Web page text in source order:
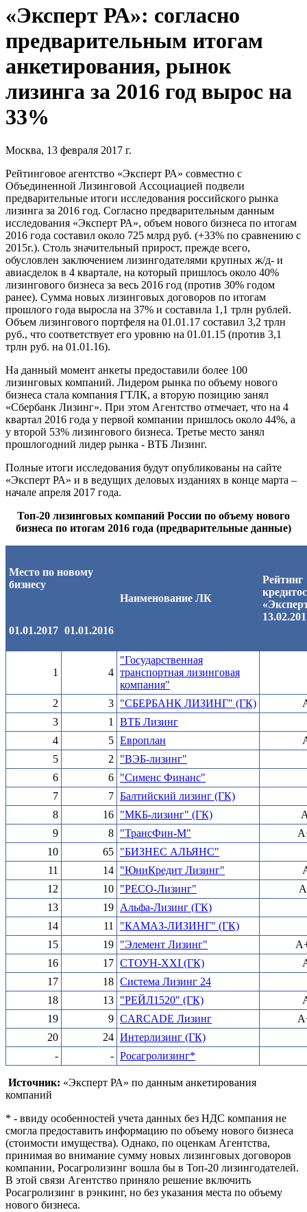
«Эксперт РА»: согласно
предварительным итогам
анкетирования, рынок
лизинга за 2016 год вырос на
33%
Москва, 13 февраля 2017 г.
Рейтинговое агентство «Эксперт РА» совместно с
Объединенной Лизинговой Ассоциацией подвели
предварительные итоги исследования российского рынка
лизинга за 2016 год. Согласно предварительным данным
исследования «Эксперт РА», объем нового бизнеса по итогам
2016 года составил около 725 млрд руб. (+33% по сравнению с
2015г.). Столь значительный прирост, прежде всего,
обусловлен заключением лизингодателями крупных ж/д- и
авиасделок в 4 квартале, на который пришлось около 40%
лизингового бизнеса за весь 2016 год (против 30% годом
ранее). Сумма новых лизинговых договоров по итогам
прошлого года выросла на 37% и составила 1,1 трлн рублей.
Объем лизингового портфеля на 01.01.17 составил 3,2 трлн
руб., что соответствует его уровню на 01.01.15 (против 3,1
трлн руб. на 01.01.16).
На данный момент анкеты предоставили более 100
лизинговых компаний. Лидером рынка по объему нового
бизнеса стала компания ГТЛК, а вторую позицию занял
«Сбербанк Лизинг». При этом Агентство отмечает, что на 4
квартал 2016 года у первой компании пришлось около 44%, а
у второй 53% лизингового бизнеса. Третье место занял
прошлогодний лидер рынка - ВТБ Лизинг.
Полные итоги исследования будут опубликованы на сайте
«Эксперт РА» и в ведущих деловых изданиях в конце марта –
начале апреля 2017 года.
Топ-20 лизинговых компаний России по объему нового
бизнеса по итогам 2016 года (предварительные данные)
Место по новому
бизнесу
Наименование ЛК
Рейтинг
01.01.2017 01.01.2016
1 4
"Государственная
транспортная лизинговая
компания"
2
3 "СБЕРБАНК ЛИЗИНГ" (ГК)
3
1
ВТБ Лизинг
4
5 Европлан
5
2
"ВЭБ-лизинг"
6
6 "Сименс Финанс"
7
7 Балтийский лизинг (ГК)
8
16 "МКБ-лизинг" (ГК)
9
8 "ТрансФин-М"
10
65 "БИЗНЕС АЛЬЯНС"
11
14 "ЮниКредит Лизинг"
12
10 "РЕСО-Лизинг"
13
19 Альфа-Лизинг (ГК)
14
11
"КАМАЗ-ЛИЗИНГ" (ГК)
15
19 "Элемент Лизинг"
16
17 СТОУН-XXI (ГК)
17
18 Система Лизинг 24
18
13 "РЕЙЛ1520" (ГК)
19
9 CARCADE Лизинг
20
24 Интерлизинг (ГК)
-
- Росагролизинг*
Источник: «Эксперт РА» по данным анкетирования
компаний
* - ввиду особенностей учета данных без НДС компания не
смогла предоставить информацию по объему нового бизнеса
(стоимости имущества). Однако, по оценкам Агентства,
принимая во внимание сумму новых лизинговых договоров
компании, Росагролизинг вошла бы в Топ-20 лизингодателей.
В этой связи Агентство приняло решение включить
Росагролизинг в рэнкинг, но без указания места по объему
нового бизнеса.